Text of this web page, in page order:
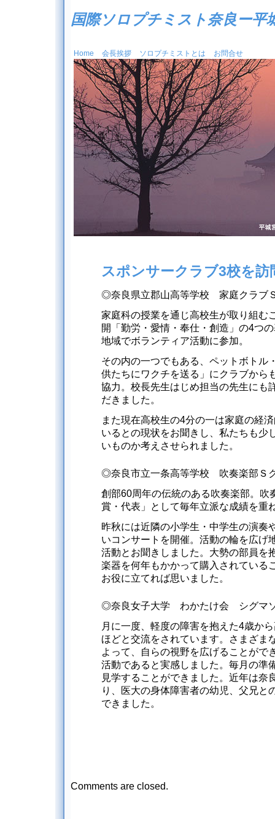
国際ソロプチミスト奈良ー平
Home 会長挨拶 ソロプチミストとは お問合せ
スポンサークラブ3校を訪
◎奈良県立郡山高等学校 家庭クラブ
家庭科の授業を通じ高校生が取り組む
開「勤労・愛情・奉仕・創造」の4つ
地域でボランティア活動に参加。
その内の一つでもある、ペットボトル
供たちにワクチを送る」にクラブから
協力。校長先生はじめ担当の先生にも
だきました。
また現在高校生の4分の一は家庭の経
いるとの現状をお聞きし、私たちも少
いものか考えさせられました。
◎奈良市立一条高等学校 吹奏楽部Ｓ
創部60周年の伝統のある吹奏楽部。吹
賞・代表」として毎年立派な成績を重
昨秋には近隣の小学生・中学生の演奏
いコンサートを開催。活動の輪を広げ
活動とお聞きしました。大勢の部員を
楽器を何年もかかって購入されている
お役に立てれば思いました。
◎奈良女子大学 わかたけ会 シグマ
月に一度、軽度の障害を抱えた4歳か
ほどと交流をされています。さまざま
よって、自らの視野を広げることがで
活動であると実感しました。毎月の準
見学することができました。近年は奈
り、医大の身体障害者の幼児、父兄と
できました。
Comments are closed.